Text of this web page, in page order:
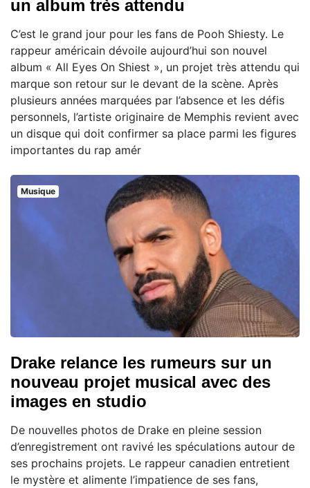
un album très attendu
C’est le grand jour pour les fans de Pooh Shiesty. Le
rappeur américain dévoile aujourd’hui son nouvel
album « All Eyes On Shiest », un projet très attendu qui
marque son retour sur le devant de la scène. Après
plusieurs années marquées par l’absence et les défis
personnels, l’artiste originaire de Memphis revient avec
un disque qui doit confirmer sa place parmi les figures
importantes du rap amér
Musique
Drake relance les rumeurs sur un
nouveau projet musical avec des
images en studio
De nouvelles photos de Drake en pleine session
d’enregistrement ont ravivé les spéculations autour de
ses prochains projets. Le rappeur canadien entretient
le mystère et alimente l’impatience de ses fans,